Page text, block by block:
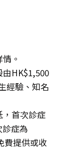
。
HK$1,500
經驗、知名
首次診症
症為
費提供或收